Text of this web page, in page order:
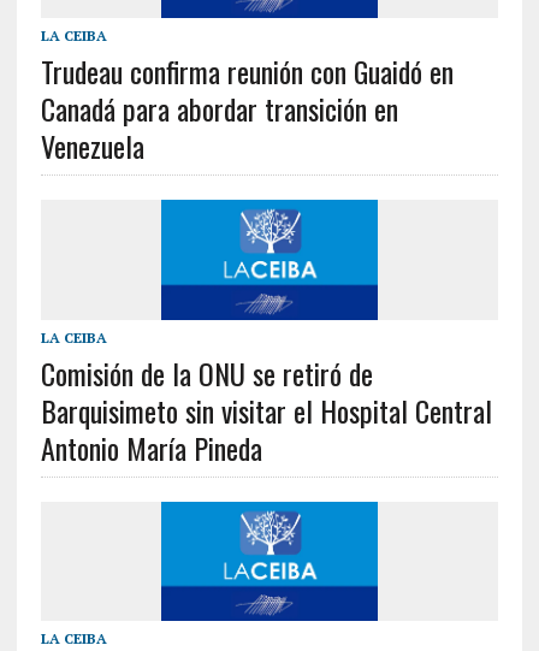
LA CEIBA
Trudeau confirma reunión con Guaidó en
Canadá para abordar transición en
Venezuela
LA CEIBA
Comisión de la ONU se retiró de
Barquisimeto sin visitar el Hospital Central
Antonio María Pineda
LA CEIBA